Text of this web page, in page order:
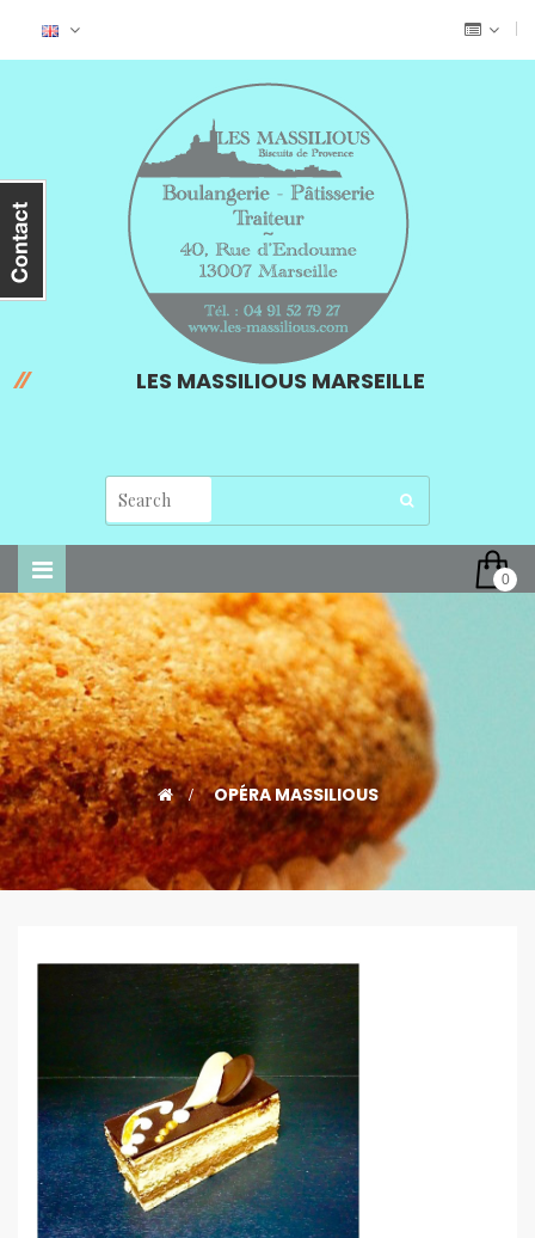
LES MASSILIOUS MARSEILLE
0
Toggle
navigation
> OPÉRA MASSILIOUS